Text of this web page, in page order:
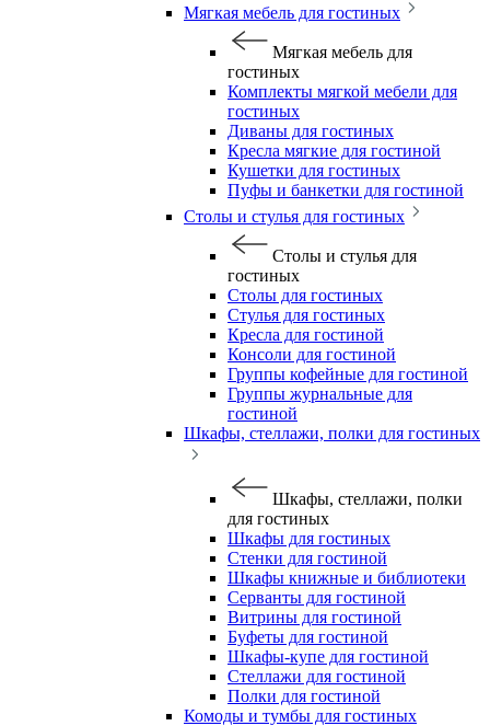
Мягкая мебель для гостиных
Мягкая мебель для
гостиных
Комплекты мягкой мебели для
гостиных
Диваны для гостиных
Кресла мягкие для гостиной
Кушетки для гостиных
Пуфы и банкетки для гостиной
Столы и стулья для гостиных
Столы и стулья для
гостиных
Столы для гостиных
Стулья для гостиных
Кресла для гостиной
Консоли для гостиной
Группы кофейные для гостиной
Группы журнальные для
гостиной
Шкафы, стеллажи, полки для гостиных
Шкафы, стеллажи, полки
для гостиных
Шкафы для гостиных
Стенки для гостиной
Шкафы книжные и библиотеки
Серванты для гостиной
Витрины для гостиной
Буфеты для гостиной
Шкафы-купе для гостиной
Стеллажи для гостиной
Полки для гостиной
Комоды и тумбы для гостиных